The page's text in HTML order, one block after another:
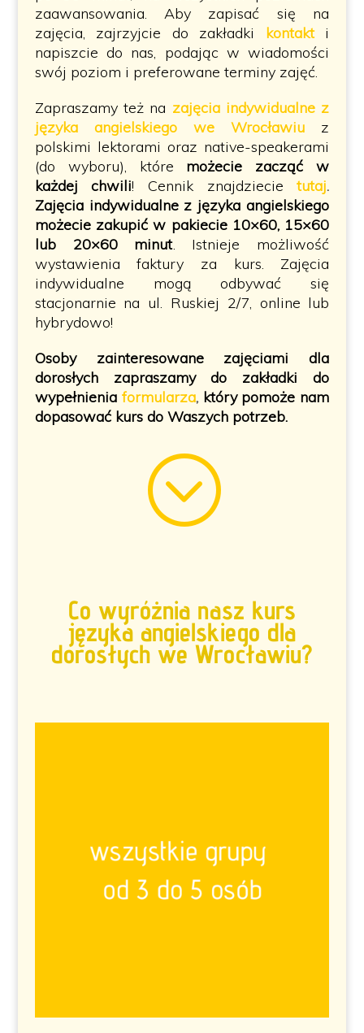
zaawansowania. Aby zapisać się na
zajęcia, zajrzyjcie do zakładki kontakt i
napiszcie do nas, podając w wiadomości
swój poziom i preferowane terminy zajęć.
Zapraszamy też na zajęcia indywidualne z
języka angielskiego we Wrocławiu
z
polskimi lektorami oraz native-speakerami
(do wyboru), które możecie zacząć w
każdej chwili! Cennik znajdziecie tutaj.
Zajęcia indywidualne z języka angielskiego
możecie zakupić w pakiecie 10×60, 15×60
lub 20×60 minut. Istnieje możliwość
wystawienia faktury za kurs. Zajęcia
indywidualne mogą odbywać się
stacjonarnie na ul. Ruskiej 2/7, online lub
hybrydowo!
Osoby zainteresowane zajęciami dla
dorosłych zapraszamy do zakładki do
wypełnienia formularza, który pomoże nam
dopasować kurs do Waszych potrzeb.
;
Co wyróżnia nasz kurs
języka angielskiego dla
dorosłych we Wrocławiu?